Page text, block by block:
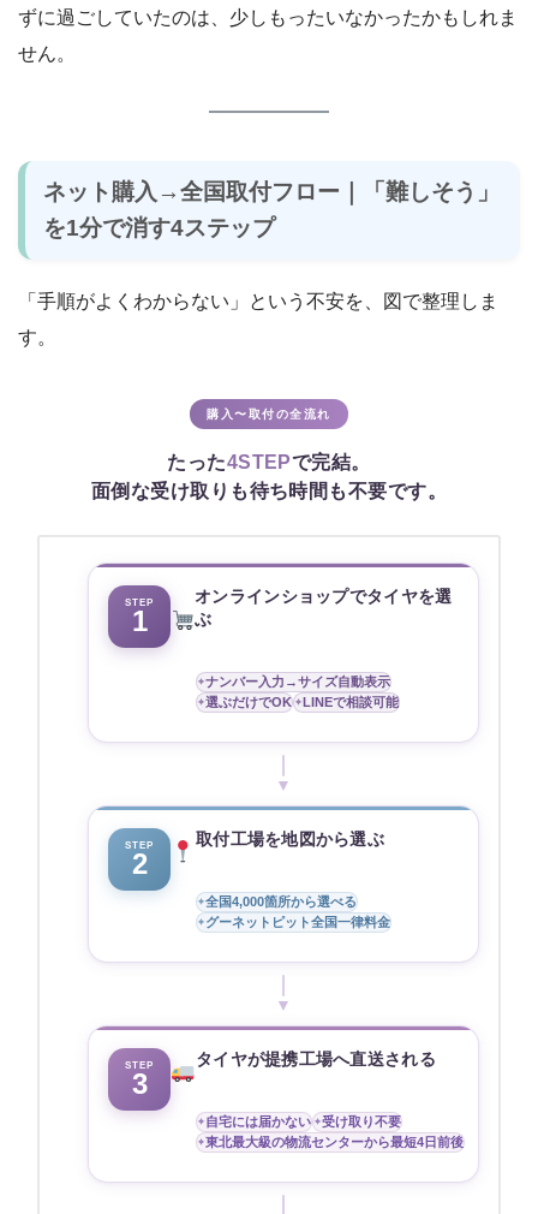
ずに過ごしていたのは、少しもったいなかったかもしれま
せん。
ネット購入→全国取付フロー｜「難しそう」
を1分で消す4ステップ
「手順がよくわからない」という不安を、図で整理しま
す。
購入〜取付の全流れ
たった4STEPで完結。
面倒な受け取りも待ち時間も不要です。
STEP
1
オンラインショップでタイヤを選
ぶ
ナンバー入力→サイズ自動表示
選ぶだけでOK
LINEで相談可能
▼
STEP
2
取付工場を地図から選ぶ
全国4,000箇所から選べる
グーネットピット全国一律料金
▼
STEP
3
タイヤが提携工場へ直送される
自宅には届かない
受け取り不要
東北最大級の物流センターから最短4日前後